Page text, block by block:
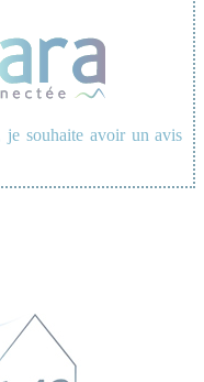
je souhaite avoir un avis